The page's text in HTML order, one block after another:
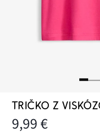
TRIČKO Z
9,99 €